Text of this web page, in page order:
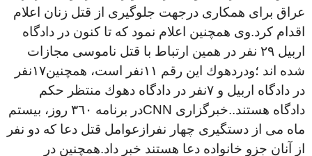
عراق براى همكارى درجهت جلوگيرى از قتل زنان اعلام
اقدام كرد.وى همچنين اعلام نمود كه تا كنون در دادگاه
اربيل ٢٩ نفر در همين ارتباط با قتل ناموسى مجازات
شده اند ؛ودردهوك اين رقم ١١نفر است، همچنين١٧نفر
در دادگاه اربيل و ٧نفر در دادگاه دهوك منتظر حكم
دادگاه هستند..خبرگزارى CNN
در برنامه ٣٦٠ روز، بيستم
ماه مى از دستگيرى چهار نفرازعوامل قتل دعا كه دو نفر
از آنان جزو خانواده دعا هستند خبر داد.همچنين در